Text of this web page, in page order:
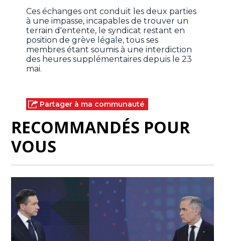
Ces échanges ont conduit les deux parties
à une impasse, incapables de trouver un
terrain d'entente, le syndicat restant en
position de grève légale, tous ses
membres étant soumis à une interdiction
des heures supplémentaires depuis le 23
mai.
Partager à ma communauté
RECOMMANDÉS POUR
VOUS